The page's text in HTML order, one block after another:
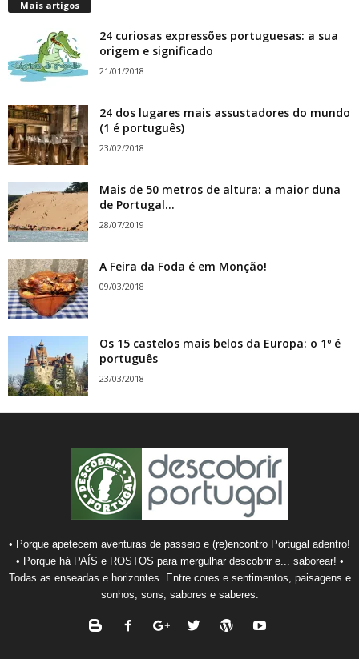
Mais artigos
24 curiosas expressões portuguesas: a sua
origem e significado
21/01/2018
24 dos lugares mais assustadores do mundo
(1 é português)
23/02/2018
Mais de 50 metros de altura: a maior duna
de Portugal...
28/07/2019
A Feira da Foda é em Monção!
09/03/2018
Os 15 castelos mais belos da Europa: o 1º é
português
23/03/2018
• Porque apetecem aventuras de passeio e (re)encontro Portugal adentro!
• Porque há PAÍS e ROSTOS para mergulhar descobrir e... saborear! •
Todas as enseadas e horizontes. Entre cores e sentimentos, paisagens e
sonhos, sons, sabores e saberes.